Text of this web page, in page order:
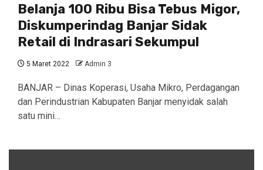
Belanja 100 Ribu Bisa Tebus Migor,
Diskumperindag Banjar Sidak
Retail di Indrasari Sekumpul
5 Maret 2022 Admin 3
BANJAR – Dinas Koperasi, Usaha Mikro, Perdagangan
dan Perindustrian Kabupaten Banjar menyidak salah
satu mini…